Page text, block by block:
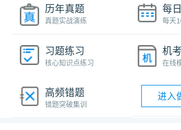
历年真题
真题实战演练
每
每天
习题练习
核心知识点练习
机
在线
高频错题
错题突破集训
进入